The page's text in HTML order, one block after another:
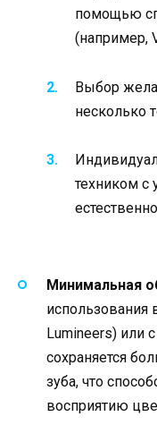
помощью
(например,
Выбор
несколько
техником с
Минимальная
использования
Lumineers) или
сохраняется
зуба, что
восприятию